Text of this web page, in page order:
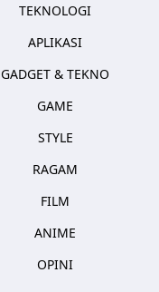
TEKNOLOGI
APLIKASI
GADGET & TEKNO
GAME
STYLE
RAGAM
FILM
ANIME
OPINI